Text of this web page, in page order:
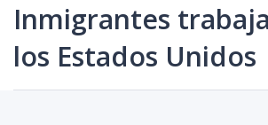
Inmigrantes
los Estados Unidos